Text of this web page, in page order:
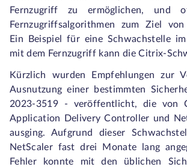
Fernzugriff zu ermöglichen, und
Fernzugriffsalgorithmen zum Ziel
Ein Beispiel für eine Schwachstelle im
mit dem Fernzugriff kann die Citrix-
Kürzlich wurden Empfehlungen zur
Ausnutzung einer bestimmten
2023-3519 - veröffentlicht, die von
Application Delivery Controller und
ausging. Aufgrund dieser
NetScaler fast drei Monate lang
Fehler konnte mit den üblichen